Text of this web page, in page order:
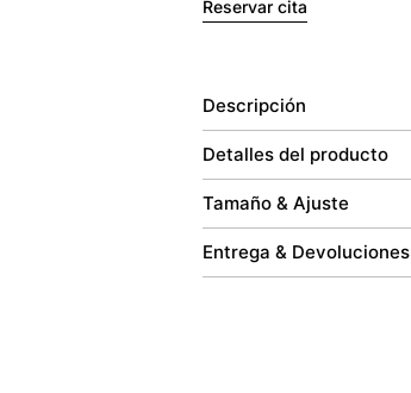
Reservar cita
Descripción
Detalles del producto
Tamaño & Ajuste
Entrega & Devoluciones